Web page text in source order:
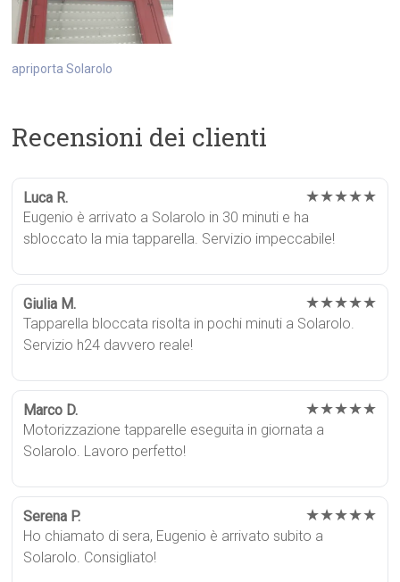
apriporta Solarolo
Recensioni dei clienti
Luca R. ★★★★★
Eugenio è arrivato a Solarolo in 30 minuti e ha
sbloccato la mia tapparella. Servizio impeccabile!
Giulia M. ★★★★★
Tapparella bloccata risolta in pochi minuti a Solarolo.
Servizio h24 davvero reale!
Marco D. ★★★★★
Motorizzazione tapparelle eseguita in giornata a
Solarolo. Lavoro perfetto!
Serena P. ★★★★★
Ho chiamato di sera, Eugenio è arrivato subito a
Solarolo. Consigliato!